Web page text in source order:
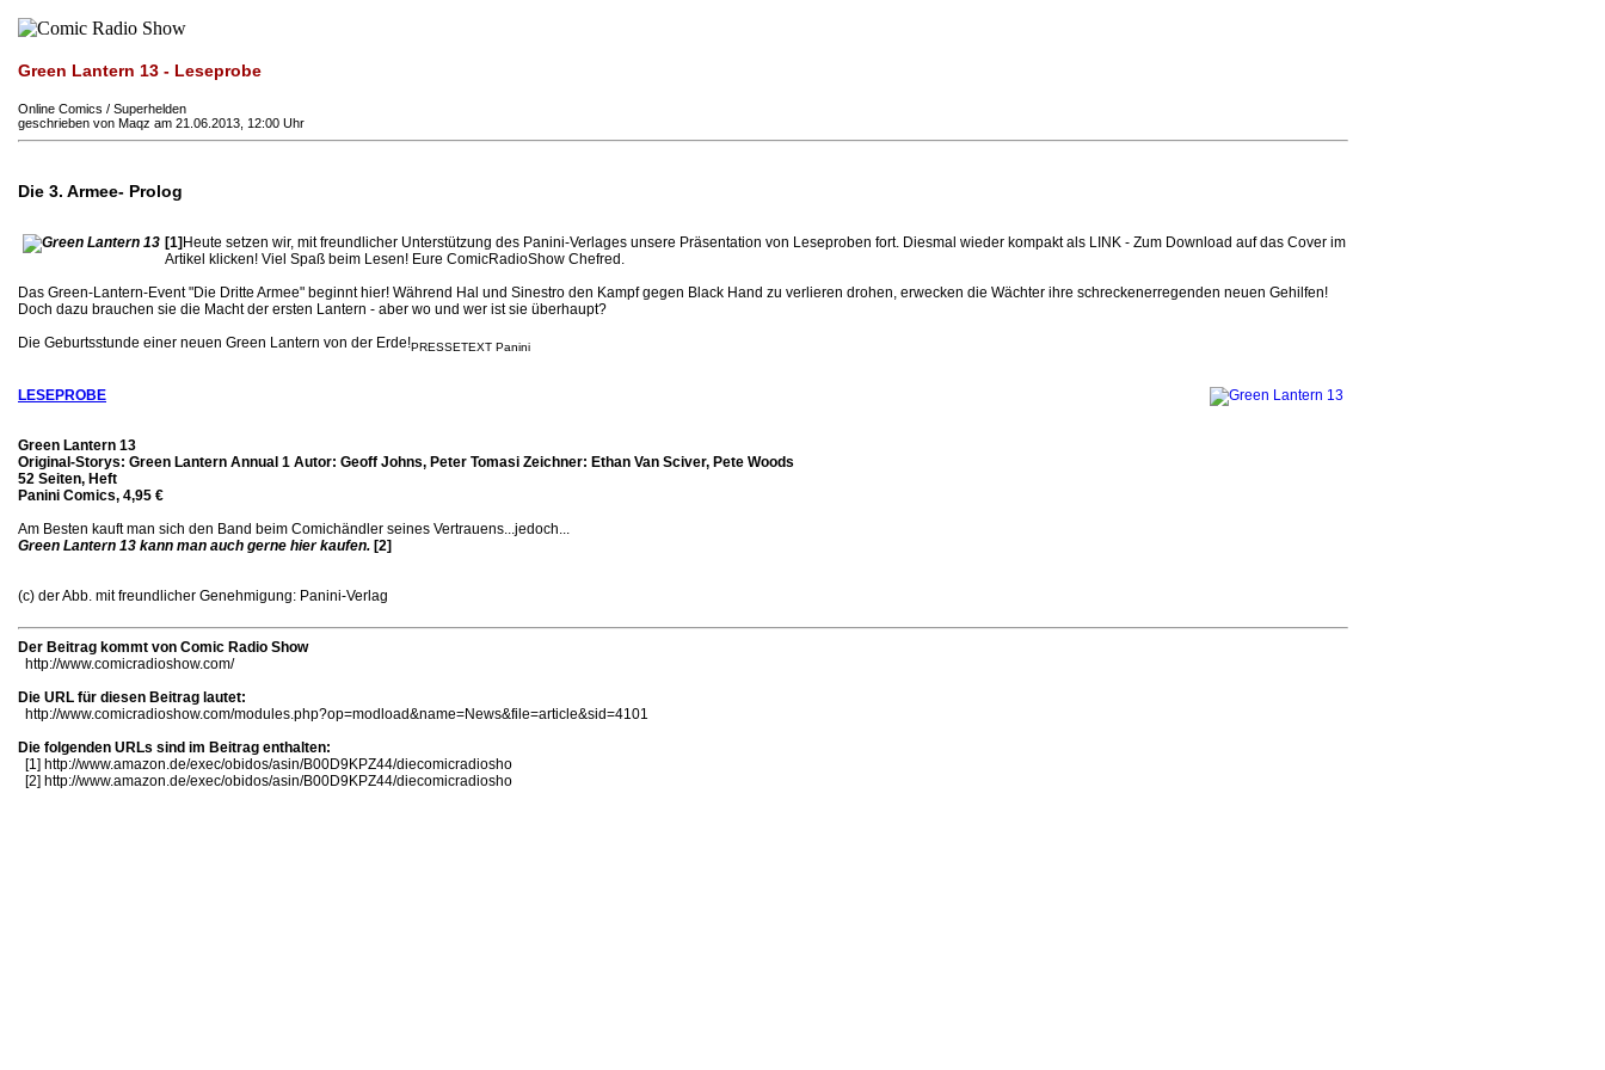
Green Lantern 13 - Leseprobe
Online Comics / Superhelden
geschrieben von Maqz am 21.06.2013, 12:00 Uhr
Die 3. Armee- Prolog
[1] Heute setzen wir, mit freundlicher Unterstützung des Panini-Verlages unsere Präsentation von Leseproben fort. Diesmal wieder kompakt als LINK - Zum Download auf das Cover im
Artikel klicken! Viel Spaß beim Lesen! Eure ComicRadioShow Chefred.
Das Green-Lantern-Event "Die Dritte Armee" beginnt hier! Während Hal und Sinestro den Kampf gegen Black Hand zu verlieren drohen, erwecken die Wächter ihre schreckenerregenden neuen Gehilfen!
Doch dazu brauchen sie die Macht der ersten Lantern - aber wo und wer ist sie überhaupt?
Die Geburtsstunde einer neuen Green Lantern von der Erde!PRESSETEXT Panini
LESEPROBE
Green Lantern 13
Original-Storys: Green Lantern Annual 1 Autor: Geoff Johns, Peter Tomasi Zeichner: Ethan Van Sciver, Pete Woods
52 Seiten, Heft
Panini Comics, 4,95 €
Am Besten kauft man sich den Band beim Comichändler seines Vertrauens...jedoch...
Green Lantern 13 kann man auch gerne hier kaufen. [2]
(c) der Abb. mit freundlicher Genehmigung: Panini-Verlag
Der Beitrag kommt von Comic Radio Show
http://www.comicradioshow.com/
Die URL für diesen Beitrag lautet:
http://www.comicradioshow.com/modules.php?op=modload&name=News&file=article&sid=4101
Die folgenden URLs sind im Beitrag enthalten:
[1] http://www.amazon.de/exec/obidos/asin/B00D9KPZ44/diecomicradiosho
[2] http://www.amazon.de/exec/obidos/asin/B00D9KPZ44/diecomicradiosho